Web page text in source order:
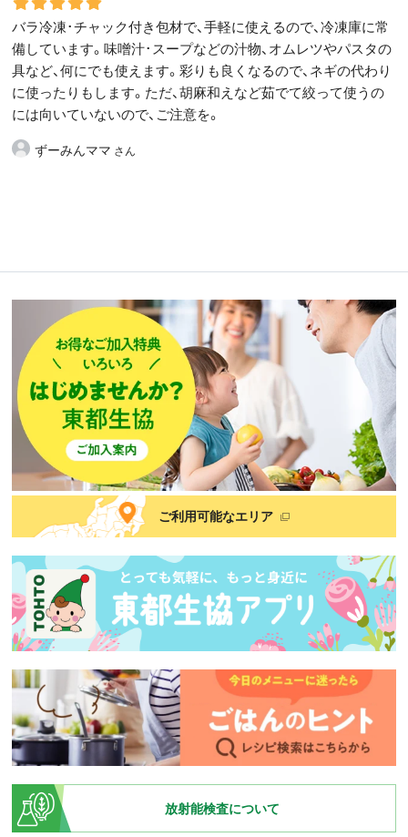
バラ冷凍･チャック付き包材で、手軽に使えるので、冷凍庫に常
備しています。味噌汁･スープなどの汁物、オムレツやパスタの
具など、何にでも使えます。彩りも良くなるので、ネギの代わり
に使ったりもします。ただ、胡麻和えなど茹でて絞って使うの
には向いていないので、ご注意を。
ずーみんママ
ご利用可能なエリア
放射能検査について